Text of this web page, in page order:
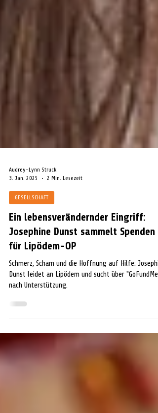
Audrey-Lynn Struck
3. Jan. 2025
2 Min. Lesezeit
GESELLSCHAFT
Ein lebensverändernder Eingriff:
Josephine Dunst sammelt Spenden
für Lipödem-OP
Schmerz, Scham und die Hoffnung auf Hilfe:
nach Unterstützung.